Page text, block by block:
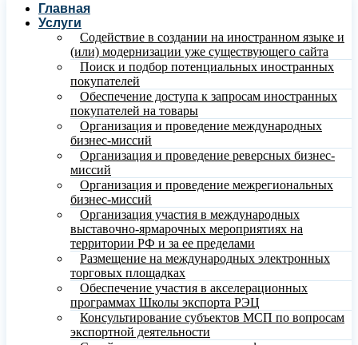
Главная
Услуги
Содействие в создании на иностранном языке и
(или) модернизации уже существующего сайта
Поиск и подбор потенциальных иностранных
покупателей
Обеспечение доступа к запросам иностранных
покупателей на товары
Организация и проведение международных
бизнес-миссий
Организация и проведение реверсных бизнес-
миссий
Организация и проведение межрегиональных
бизнес-миссий
Организация участия в международных
выставочно-ярмарочных мероприятиях на
территории РФ и за ее пределами
Размещение на международных электронных
торговых площадках
Обеспечение участия в акселерационных
программах Школы экспорта РЭЦ
Консультирование субъектов МСП по вопросам
экспортной деятельности